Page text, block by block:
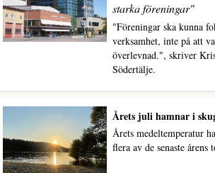
starka föreningar"
"Föreningar ska kunna
verksamhet, inte på att
överlevnad.", skriver
Södertälje.
Årets juli hamnar i
Årets medeltemperatur
flera av de senaste årens